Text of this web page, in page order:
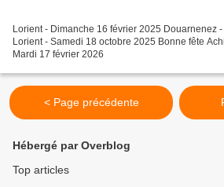
Lorient - Dimanche 16 février 2025 Douarnenez
Lorient - Samedi 18 octobre 2025 Bonne fête
Mardi 17 février 2026
< Page précédente
Hébergé par Overblog
Top articles